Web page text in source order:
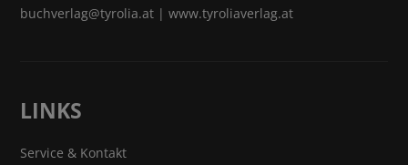
buchverlag@tyrolia.at |www.tyroliaverlag.at
LINKS
Service & Kontakt